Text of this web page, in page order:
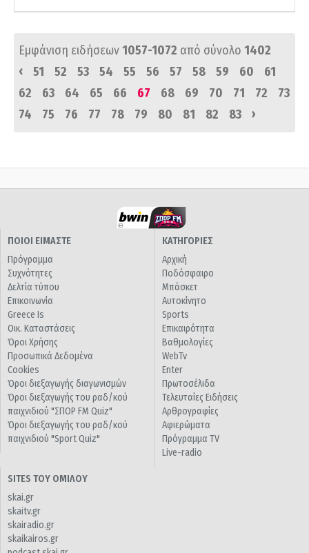
Εμφάνιση ειδήσεων1057-1072 από σύνολο 1402
‹
51 52 53 54 55 56 57 58 59 60
61
62
63 64 65 66 67 68 69 70 71 72
73
74
75 76 77 78 79 80 81 82 83 ›
ΠΟΙΟΙ ΕΙΜΑΣΤΕ
Πρόγραμμα
Συχνότητες
Δελτία τύπου
Επικοινωνία
Greece Is
Οικ. Καταστάσεις
Όροι Χρήσης
Προσωπικά Δεδομένα
Cookies
Όροι διεξαγωγής διαγωνισμών
Όροι διεξαγωγής του ραδ/κού
παιχνιδιού "ΣΠΟΡ FM Quiz"
Όροι διεξαγωγής του ραδ/κού
παιχνιδιού "Sport Quiz"
ΚΑΤΗΓΟΡΙΕΣ
Αρχική
Ποδόσφαιρο
Μπάσκετ
Αυτοκίνητο
Sports
Επικαιρότητα
Βαθμολογίες
WebTv
Enter
Πρωτοσέλιδα
Τελευταίες Ειδήσεις
Αρθρογραφίες
Αφιερώματα
Πρόγραμμα TV
Live-radio
SITES ΤΟΥ ΟΜΙΛΟΥ
skai.gr
skaitv.gr
skairadio.gr
skaikairos.gr